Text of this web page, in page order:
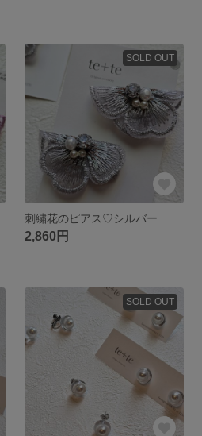
SOLD OUT
刺繍花のピアス♡シルバー
2,860円
SOLD OUT